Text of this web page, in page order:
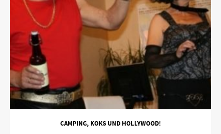
CAMPING, KOKS UND HOLLYWOOD!